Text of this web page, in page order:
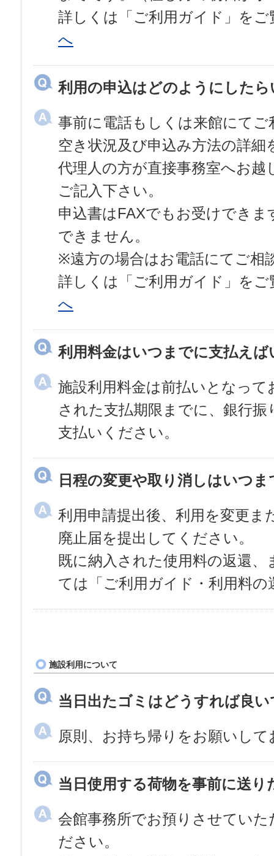
詳しくは「ご利用ガイド」を
へ
利用の申込はどのようにした
事前に電話もしくは来館にて
空き状況及び申込み方法の詳
代理人の方が直接事務室へお
ご記入下さい。
申込書はFAXでもお受けでき
できません。
※遠方の場合はお電話にてご相
詳しくは「ご利用ガイド」を
へ
利用料金はいつまでに支払えば
施設利用料金は前払いとなっ
された支払期限までに、銀行
支払いください。
日程の変更や取り消しはいつ
利用申請提出後、利用を変更
廃止届を提出してください。
既に納入された使用料の返還
ては「ご利用ガイド・利用料
施設利用について
当日出たゴミはどうすれば良
原則、お持ち帰りをお願いして
当日使用する荷物を事前に送り
会館事務所でお預りさせてい
ださい。